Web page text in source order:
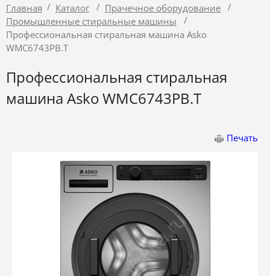
Главная / Каталог / Прачечное оборудование /
Промышленные стиральные машины
/
Профессиональная стиральная машина Asko
WMC6743PB.T
Профессиональная стиральная
машина Asko WMC6743PB.T
Печать